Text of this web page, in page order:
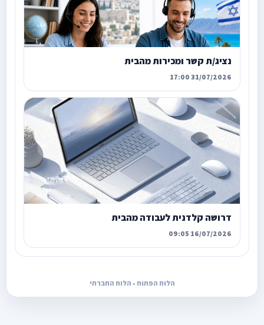
נציג/ת קשר ומכירות מהבית
31/07/2026 17:00
דרושה קלדנית לעבודה מהבית
16/07/2026 09:05
הלוח הפתוח • הלוח החברתי